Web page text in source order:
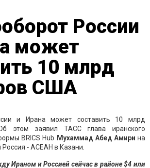
России
может
10 млрд
США
и Ирана может составить 10 млрд
этом заявил ТАСС глава иранского
BRICS Hub Мухаммад Абед Амирина
- АСЕАН в Казани.
Ираном и Россией сейчас в районе $4 или